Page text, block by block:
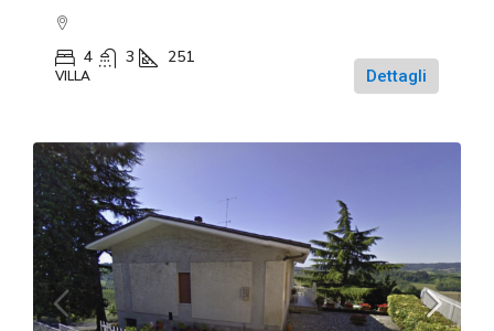
4 3 251
VILLA Dettagli